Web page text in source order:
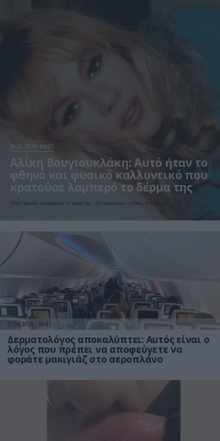
16.05.2026 00:01
Αλίκη Βουγιουκλάκη: Αυτό ήταν το
φθηνό και φυσικό καλλυντικό που
κρατούσε λαμπερό το δέρμα της
«Όταν μιλούσε, μοσχομύριζε το στόμα της», είχε αποκαλύψει ο Μάκης Δελαπόρτας
21.04.2026 18:01
Δερματολόγος αποκαλύπτει: Αυτός είναι ο
λόγος που πρέπει να αποφεύγετε να
φοράτε μακιγιάζ στο αεροπλάνο